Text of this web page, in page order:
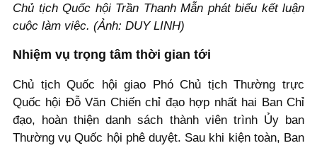
Chủ tịch Quốc hội Trần Thanh Mẫn phát biểu kết luận
cuộc làm việc. (Ảnh: DUY LINH)
Nhiệm vụ trọng tâm thời gian tới
Chủ tịch Quốc hội giao Phó Chủ tịch Thường trực
Quốc hội Đỗ Văn Chiến chỉ đạo hợp nhất hai Ban Chỉ
đạo, hoàn thiện danh sách thành viên trình Ủy ban
Thường vụ Quốc hội phê duyệt. Sau khi kiện toàn, Ban